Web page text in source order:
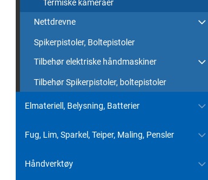
Termiske kameraer
Nettdrevne
Spikerpistoler, Boltepistoler
Tilbehør elektriske håndmaskiner
Tilbehør Spikerpistoler, boltepistoler
Elmateriell, Belysning, Batterier
Fug, Lim, Sparkel, Teiper, Maling, Pensler
Håndverktøy